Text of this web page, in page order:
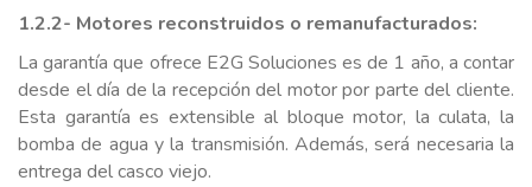
1.2.2- Motores reconstruidos o remanufacturados:
La garantía que ofrece E2G Soluciones es de 1 año, a contar
desde el día de la recepción del motor por parte del cliente.
Esta garantía es extensible al bloque motor, la culata, la
bomba de agua y la transmisión. Además, será necesaria la
entrega del casco viejo.